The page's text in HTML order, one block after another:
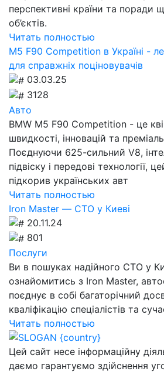
перспективні країни та поради
об’єктів.
Читать полностью
M5 F90 Competition в Україні -
для справжніх поціновувачів
03.03.25
3128
Авто
BMW M5 F90 Competition - це
швидкості, інновацій та
Поєднуючи 625-сильний V8,
підвіску і передові технології,
підкорив українських авт
Читать полностью
Iron Master — СТО у Киеві
20.11.24
801
Послуги
Ви в пошуках надійного СТО у
ознайомитись з Iron Master,
поєднує в собі багаторічний
кваліфікацію спеціалістів та
Читать полностью
Цей сайт несе інформаційну
даємо гарантуємо здійснення